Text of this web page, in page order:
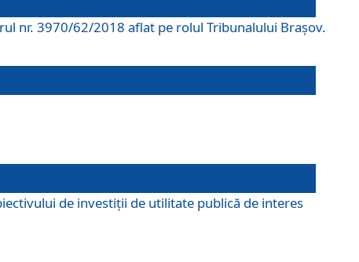
nr. 3970/62/2018 aflat pe rolul Tribunalului Braşov.
de investiții de utilitate publică de interes